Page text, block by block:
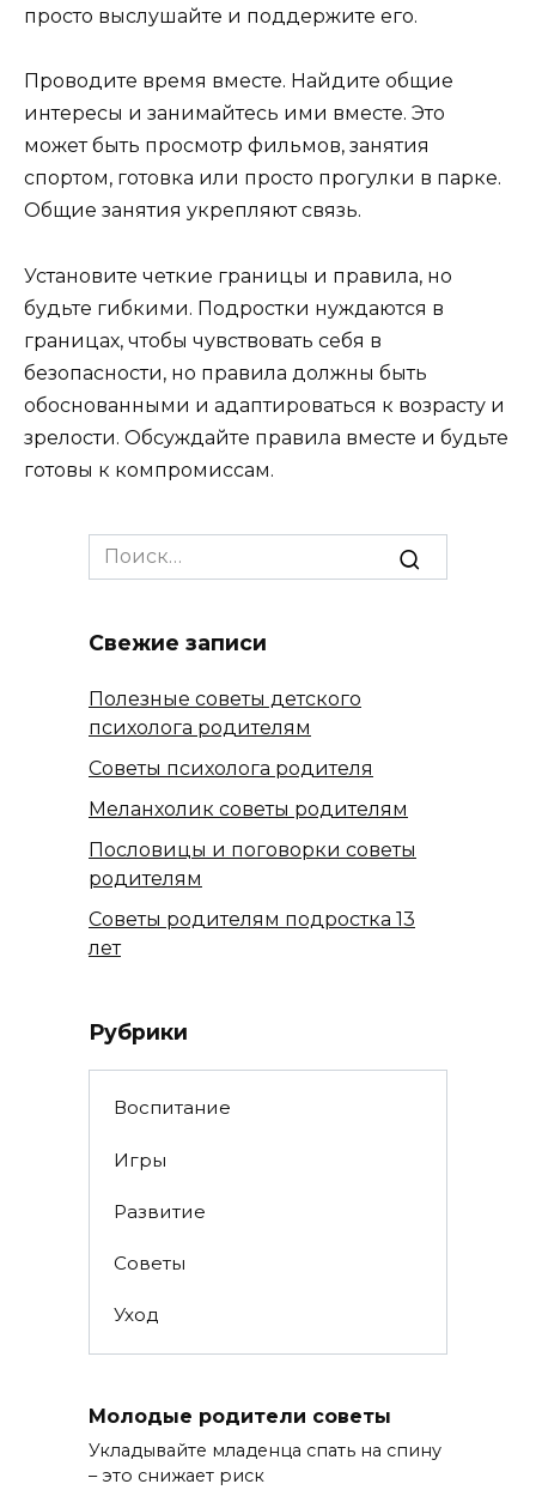
просто выслушайте и поддержите его.
Проводите время вместе. Найдите общие
интересы и занимайтесь ими вместе. Это
может быть просмотр фильмов, занятия
спортом, готовка или просто прогулки в парке.
Общие занятия укрепляют связь.
Установите четкие границы и правила, но
будьте гибкими. Подростки нуждаются в
границах, чтобы чувствовать себя в
безопасности, но правила должны быть
обоснованными и адаптироваться к возрасту и
зрелости. Обсуждайте правила вместе и будьте
готовы к компромиссам.
Search
for:
Свежие записи
Полезные советы детского
психолога родителям
Советы психолога родителя
Меланхолик советы родителям
Пословицы и поговорки советы
родителям
Советы родителям подростка 13
лет
Рубрики
Воспитание
Игры
Развитие
Советы
Уход
Молодые родители советы
Укладывайте младенца спать на спину
– это снижает риск